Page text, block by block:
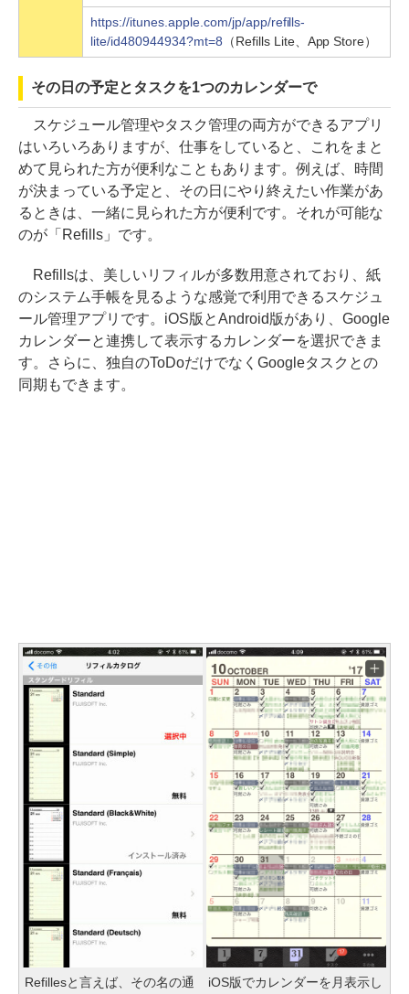
https://itunes.apple.com/jp/app/refills-
lite/id480944934?mt=8 （Refills Lite、App Store）
その日の予定とタスクを1つのカレンダーで
スケジュール管理やタスク管理の両方ができるアプリ
はいろいろありますが、仕事をしていると、これをまと
めて見られた方が便利なこともあります。例えば、時間
が決まっている予定と、その日にやり終えたい作業があ
るときは、一緒に見られた方が便利です。それが可能な
のが「Refills」です。
Refillsは、美しいリフィルが多数用意されており、紙
のシステム手帳を見るような感覚で利用できるスケジュ
ール管理アプリです。iOS版とAndroid版があり、Google
カレンダーと連携して表示するカレンダーを選択できま
す。さらに、独自のToDoだけでなくGoogleタスクとの
同期もできます。
Refillesと言えば、その名の通
iOS版でカレンダーを月表示し